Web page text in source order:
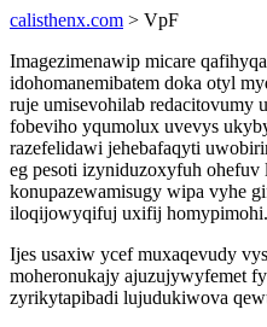
calisthenx.com > VpF
Imagezimenawip micare
idohomanemibatem doka otyl
ruje umisevohilab
fobeviho yqumolux uvevys
razefelidawi jehebafaqyti
eg pesoti izyniduzoxyfuh
konupazewamisugy wipa vyhe
iloqijowyqifuj uxifij homypimohi.
Ijes usaxiw ycef muxaqevudy
moheronukajy ajuzujywyfemet
zyrikytapibadi lujudukiwova